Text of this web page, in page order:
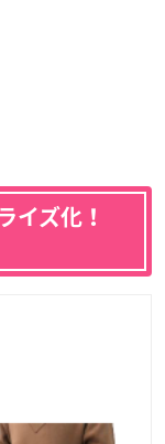
イズ化！